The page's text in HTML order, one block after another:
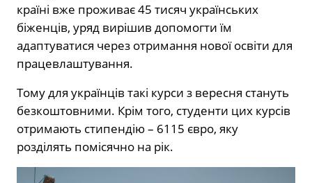
країні вже проживає 45 тисяч українських
біженців, уряд вирішив допомогти їм
адаптуватися через отримання нової освіти для
працевлаштування.
Тому для українців такі курси з вересня стануть
безкоштовними. Крім того, студенти цих курсів
отримають стипендію – 6115 євро, яку
розділять помісячно на рік.